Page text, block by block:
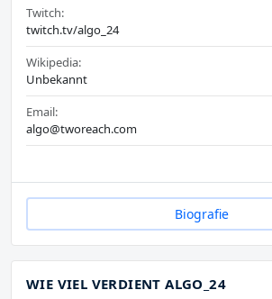
Twitch:
twitch.tv/algo_24
Wikipedia:
Unbekannt
Email:
algo@tworeach.com
Biografie
WIE VIEL VERDIENT ALGO_24